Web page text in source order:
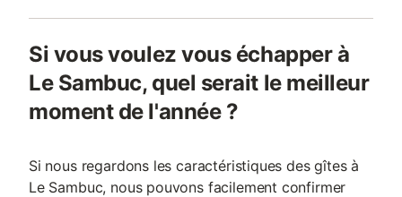
Si vous voulez vous échapper à
Le Sambuc, quel serait le meilleur
moment de l'année ?
Si nous regardons les caractéristiques des gîtes à
Le Sambuc, nous pouvons facilement confirmer